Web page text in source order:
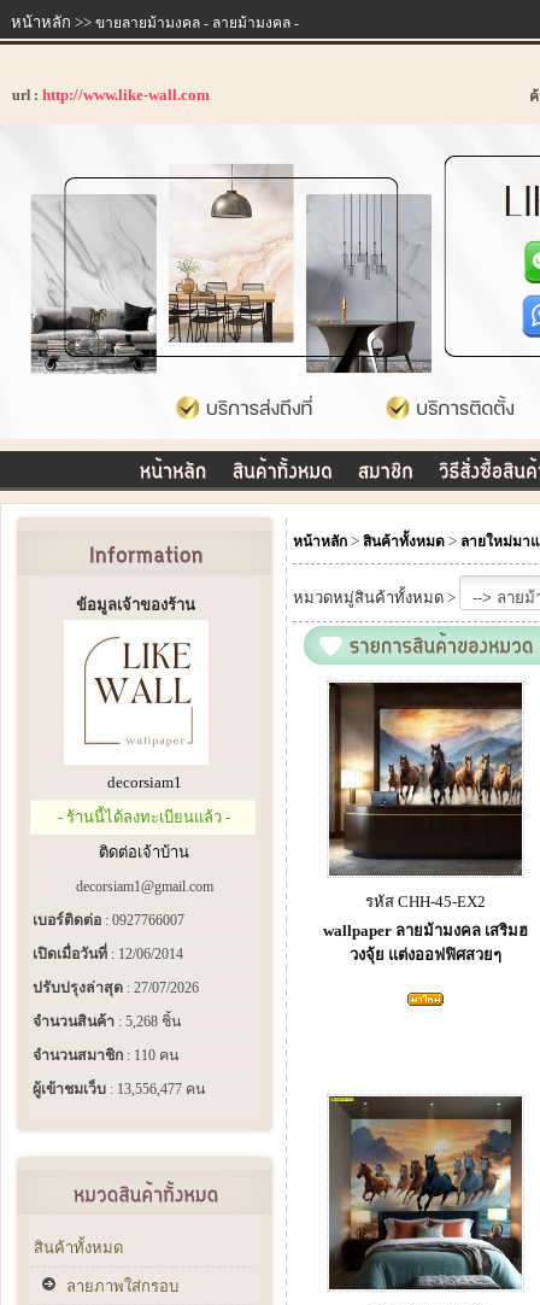
หน้าหลัก >> ขายลายม้ามงคล - ลายม้ามงคล -
url : http://www.like-wall.com
ข้อมูลเจ้าของร้าน
decorsiam1
- ร้านนี้ได้ลงทะเบียนแล้ว -
ติดต่อเจ้าบ้าน
decorsiam1@gmail.com
เบอร์ติดต่อ : 0927766007
เปิดเมื่อวันที่ : 12/06/2014
ปรับปรุงล่าสุด : 27/07/2026
จำนวนสินค้า : 5,268 ชิ้น
จำนวนสมาชิก : 110 คน
ผู้เข้าชมเว็บ : 13,556,477 คน
สินค้าทั้งหมด
ลายภาพใส่กรอบ
หน้าหลัก > สินค้าทั้งหมด > ลายใหม่มา
หมวดหมู่สินค้าทั้งหมด >
รหัส CHH-45-EX2
wallpaper ลายม้ามงคล เสริมฮ
วงจุ้ย แต่งออฟฟิศสวยๆ